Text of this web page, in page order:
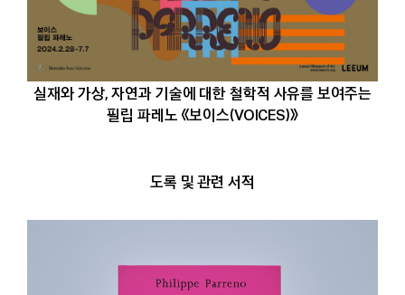
실재와 가상, 자연과 기술에 대한 철학적 사유를 보여주는
필립 파레노 《보이스(VOICES)》
도록 및 관련 서적